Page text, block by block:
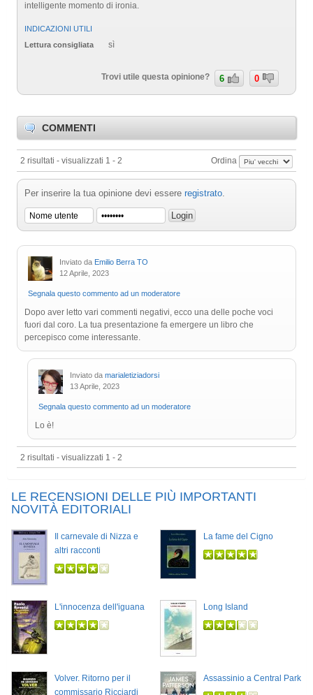
intelligente momento di ironia.
INDICAZIONI UTILI
Lettura consigliata
sì
Trovi utile questa opinione? 6 0
COMMENTI
2 risultati - visualizzati 1 - 2 Ordina
Per inserire la tua opinione devi essere registrato.
Inviato da Emilio Berra TO
12 Aprile, 2023
Segnala questo commento ad un moderatore
Dopo aver letto vari commenti negativi, ecco una delle poche voci
fuori dal coro. La tua presentazione fa emergere un libro che
percepisco come interessante.
Inviato da marialetiziadorsi
13 Aprile, 2023
Segnala questo commento ad un moderatore
Lo è!
2 risultati - visualizzati 1 - 2
LE RECENSIONI DELLE PIÙ IMPORTANTI
NOVITÀ EDITORIALI
Il carnevale di Nizza e
altri racconti
La fame del Cigno
L'innocenza dell'iguana Long Island
Volver. Ritorno per il
commissario Ricciardi
Assassinio a Central Park